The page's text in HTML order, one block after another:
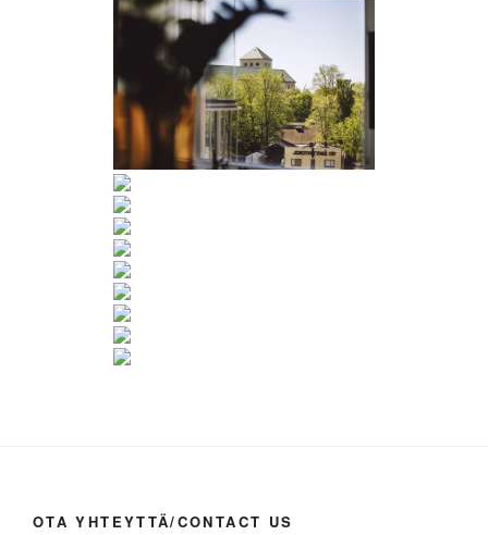
OTA YHTEYTTÄ/CONTACT US